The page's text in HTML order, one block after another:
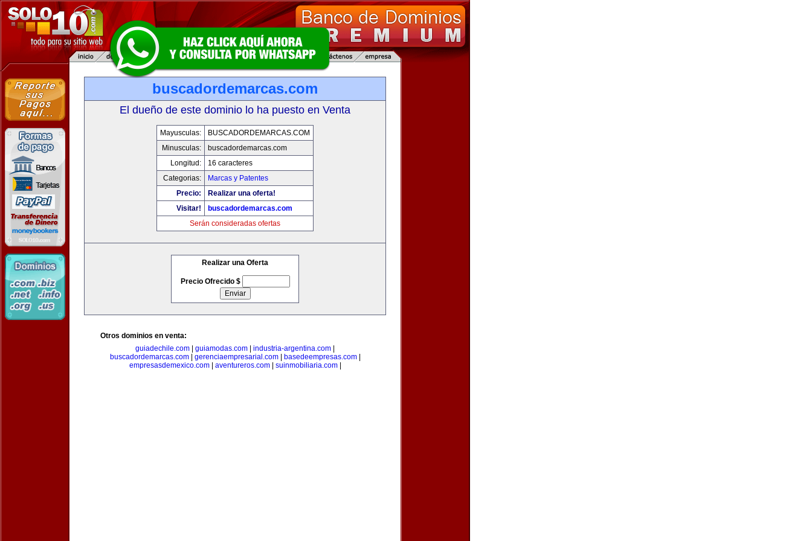
buscadordemarcas.com
El dueño de este dominio lo ha puesto en Venta
Mayusculas:
BUSCADORDEMARCAS.COM
Minusculas:
buscadordemarcas.com
Longitud:
16 caracteres
Categorias:
Marcas y Patentes
Precio:
Realizar una oferta!
Visitar!
buscadordemarcas.com
Serán consideradas ofertas
Realizar una Oferta
Precio Ofrecido $
Otros dominios en venta:
guiadechile.com
guiamodas.com industria-argentina.com
buscadordemarcas.com| gerenciaempresarial.com| basedeempresas.com|
empresasdemexico.com| aventureros.com| suinmobiliaria.com|